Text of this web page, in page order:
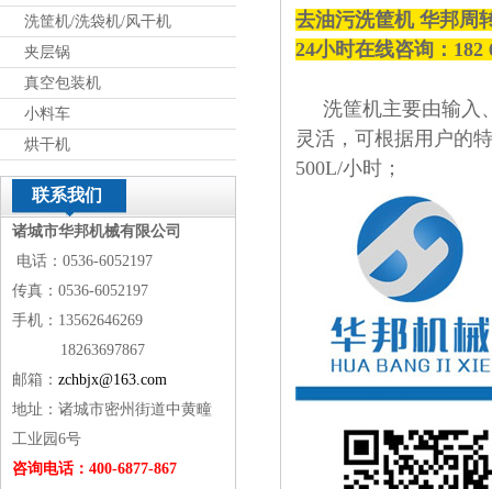
洗筐机/洗袋机/风干机
夹层锅
真空包装机
小料车
烘干机
联系我们
诸城市华邦机械有限公司
电话：0536-6052197
传真：0536-6052197
手机：13562646269
18263697867
邮箱： zchbjx@163.com
地址：诸城市密州街道中黄疃
工业园6号
咨询电话：400-6877-867
去油污洗筐机 华邦周
24小时在线咨询：182
洗筐机主要由输入
灵活，可根据用户的
500L/小时；